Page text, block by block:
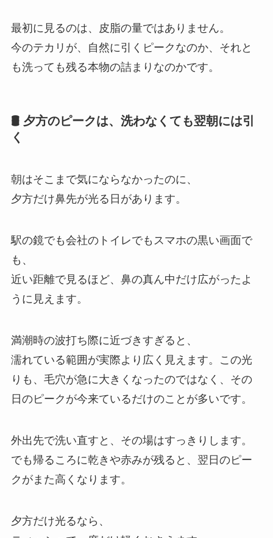
最初に見るのは、皮脂の量ではありません。
今のテカリが、自然に引くピークなのか、それと
も洗っても残る本物の詰まりなのかです。
🛢 夕方のピークは、洗わなくても翌朝には引
く
朝はそこまで気にならなかったのに、
夕方だけ鼻先が光る日があります。
駅の鏡でも会社のトイレでもスマホの黒い画面で
も、
近い距離で見るほど、鼻の真ん中だけ広がったよ
うに見えます。
満潮時の波打ち際に近づきすぎると、
濡れている範囲が実際より広く見えます。この光
りも、毛穴が急に大きくなったのではなく、その
日のピークが今来ているだけのことが多いです。
外出先で洗い直すと、その場はすっきりします。
でも帰るころに乾きや赤みが残ると、翌日のピー
クがまた高くなります。
夕方だけ光るなら、